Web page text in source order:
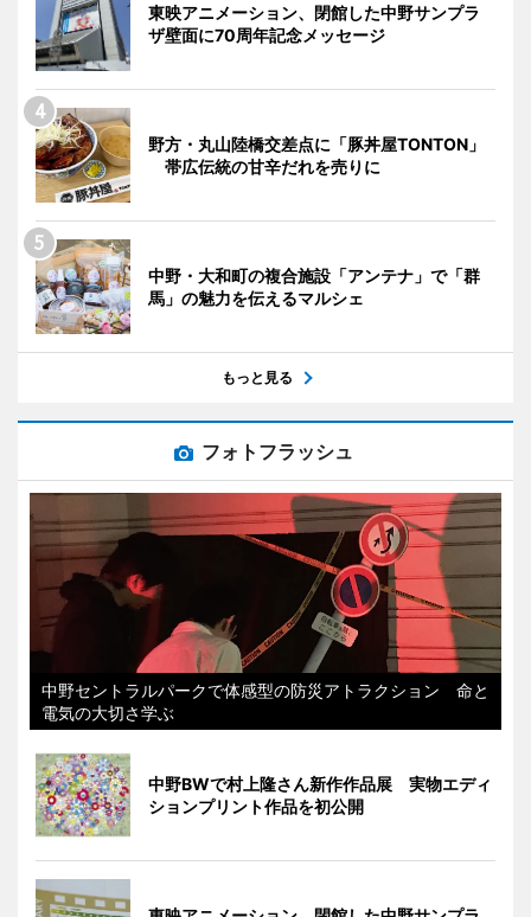
東映アニメーション、閉館した中野サンプラ
ザ壁面に70周年記念メッセージ
野方・丸山陸橋交差点に「豚丼屋TONTON」
帯広伝統の甘辛だれを売りに
中野・大和町の複合施設「アンテナ」で「群
馬」の魅力を伝えるマルシェ
もっと見る
フォトフラッシュ
中野セントラルパークで体感型の防災アトラクション 命と
電気の大切さ学ぶ
中野BWで村上隆さん新作作品展 実物エディ
ションプリント作品を初公開